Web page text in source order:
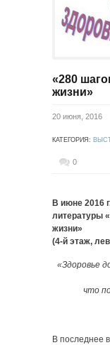
«280
жизни»
20 июня, 2016
КАТЕГОРИЯ:
0
В июне 2016
литературы
жизни»
(4-й этаж,
«Здоровье
что
В последнее